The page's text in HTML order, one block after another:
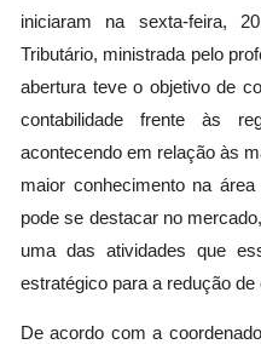
iniciaram na sexta-feira,
Tributário, ministrada pelo
abertura teve o objetivo de
contabilidade frente às
acontecendo em relação às
maior conhecimento na
pode se destacar no
uma das atividades que
estratégico para a redução
De acordo com a